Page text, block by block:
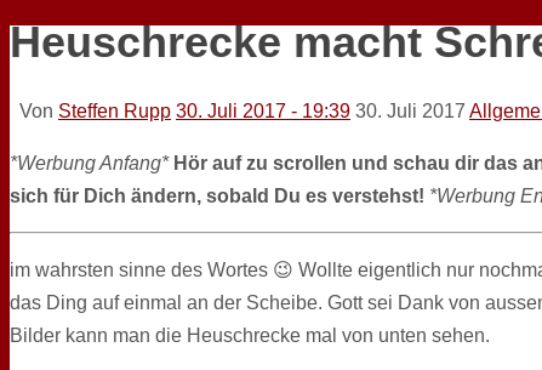
Heuschrecke macht
Von Steffen Rupp 30. Juli 2017 - 19:39 30. Juli 2017
*Werbung Anfang* Hör auf zu scrollen und schau dir das
sich für Dich ändern, sobald Du es verstehst! *Werbung
im wahrsten sinne des Wortes 😉 Wollte eigentlich nur
das Ding auf einmal an der Scheibe. Gott sei Dank von
Bilder kann man die Heuschrecke mal von unten sehen.